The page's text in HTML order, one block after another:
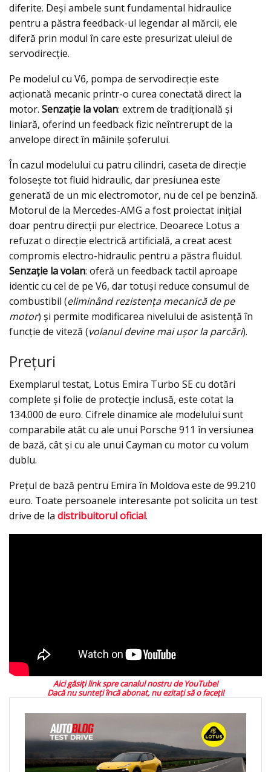
diferite. Deși ambele sunt fundamental hidraulice
pentru a păstra feedback-ul legendar al mărcii, ele
diferă prin modul în care este presurizat uleiul de
servodirecție.
Pe modelul cu V6, pompa de servodirecție este
acționată mecanic printr-o curea conectată direct la
motor. Senzație la volan: extrem de tradițională și
liniară, oferind un feedback fizic neîntrerupt de la
anvelope direct în mâinile șoferului.
În cazul modelului cu patru cilindri, caseta de direcție
folosește tot fluid hidraulic, dar presiunea este
generată de un mic electromotor, nu de cel pe benzină.
Motorul de la Mercedes-AMG a fost proiectat inițial
doar pentru direcții pur electrice. Deoarece Lotus a
refuzat o direcție electrică artificială, a creat acest
compromis electro-hidraulic pentru a păstra fluidul.
Senzație la volan: oferă un feedback tactil aproape
identic cu cel de pe V6, dar totuși reduce consumul de
combustibil (eliminând rezistența mecanică de pe
motor) și permite modificarea nivelului de asistență în
funcție de viteză (volanul devine mai ușor la parcări).
Prețuri
Exemplarul testat, Lotus Emira Turbo SE cu dotări
complete și folie de protecție inclusă, este cotat la
134.000 de euro. Cifrele dinamice ale modelului sunt
comparabile atât cu ale unui Porsche 911 în versiunea
de bază, cât și cu ale unui Cayman cu motor cu volum
dublu.
Prețul de bază pentru Emira în Moldova este de 99.210
euro. Toate persoanele interesante pot solicita un test
drive de la distribuitorul oficial.
Aici găsiți link spre canalul nostru de YouTube!
Dacă nu sunteţi încă abonat, nu ezitaţi să o faceţi!